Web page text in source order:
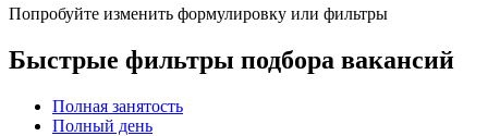
Попробуйте изменить формулировку или фильтры
Быстрые фильтры подбора вакансий
Полная занятость
Полный день